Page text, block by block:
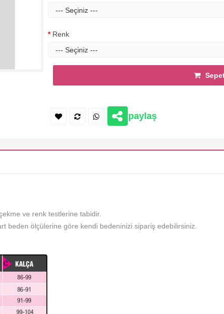
Renk
paylaş
ve renk testlerine tabidir.
beden ölçülerine göre kendi bedeninizi sipariş edebilirsiniz.